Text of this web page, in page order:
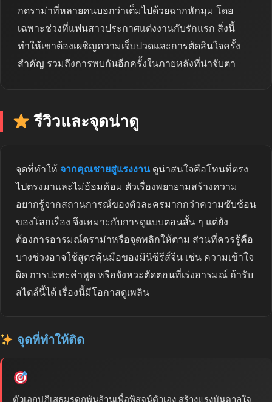
กดราม่าที่หลายคนบอกว่าเต็มไปด้วยฉากหักมุม โดย
เฉพาะช่วงที่แฟนสาวประกาศแต่งงานกับรักแรก สิ่งนี้
ทำให้เขาต้องเผชิญความเจ็บปวดและการตัดสินใจครั้ง
สำคัญ รวมถึงการพบกันอีกครั้งในภายหลังที่น่าจับตา
รีวิวและจุดน่าดู
จุดที่ทำให้ จากคุณชายสู่แรงงานดูน่าสนใจคือโทนที่ตรง
ไปตรงมาและไม่อ้อมค้อม ตัวเรื่องพยายามสร้างความ
อยากรู้จากสถานการณ์ของตัวละครมากกว่าความซับซ้อน
ของโลกเรื่อง จึงเหมาะกับการดูแบบตอนสั้น ๆ แต่ยัง
ต้องการอารมณ์ดราม่าหรือจุดพลิกให้ตาม ส่วนที่ควรรู้คือ
บางช่วงอาจใช้สูตรคุ้นมือของมินิซีรีส์จีน เช่น ความเข้าใจ
ผิด การปะทะคำพูด หรือจังหวะตัดตอนที่เร่งอารมณ์ ถ้ารับ
สไตล์นี้ได้ เรื่องนี้มีโอกาสดูเพลิน
จุดที่ทำให้ติด
ตัวเอกปฏิเสธมรดกพันล้านเพื่อพิสูจน์ตัวเอง สร้างแรงบันดาลใจ